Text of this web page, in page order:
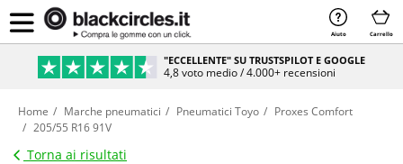
Aiuto Carrello
"ECCELLENTE" SU TRUSTSPILOT E GOOGLE
4,8 voto medio / 4.000+ recensioni
Home Marche pneumatici Pneumatici Toyo
Proxes Comfort
205/55 R16 91V
Torna ai risultati